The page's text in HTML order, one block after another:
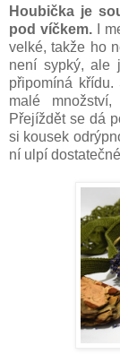
Houbička je
pod víčkem. I
velké, takže ho
není sypký, ale
připomíná
malé
Přejíždět se dá
si kousek
ní ulpí